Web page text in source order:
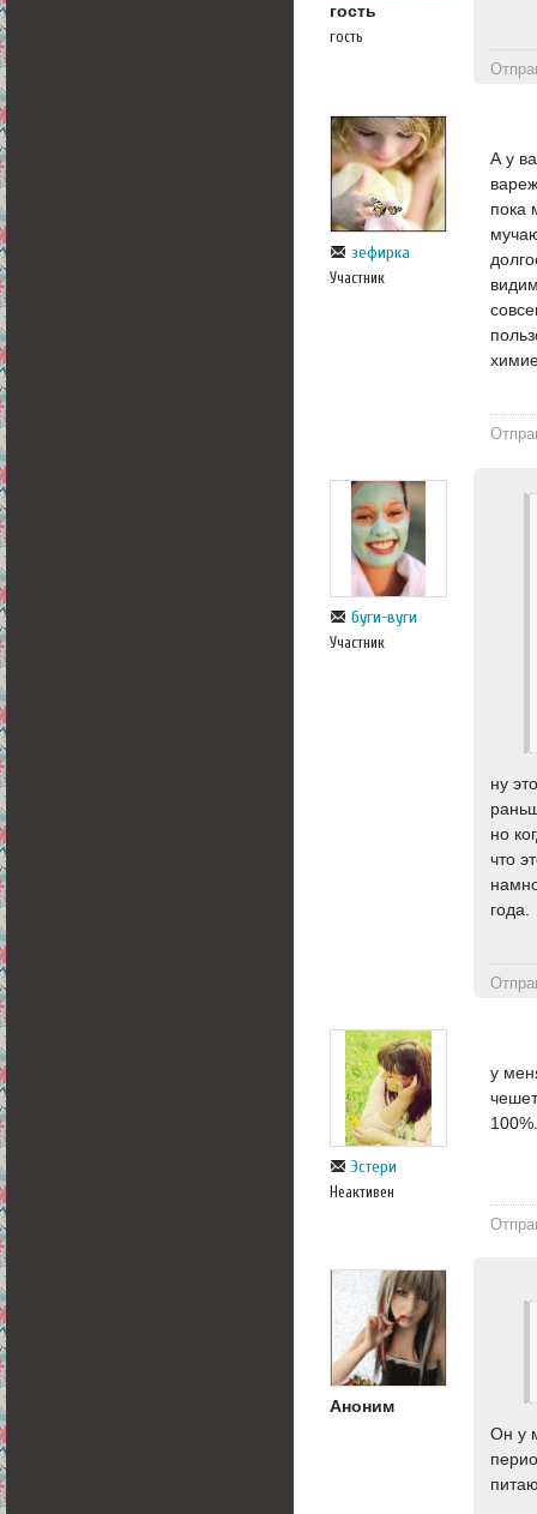
гость
гость
зефирка
Участник
А у
пока
буги-вуги
Участник
ну
но
что
года.
Эстери
Неактивен
у
Аноним
Он у